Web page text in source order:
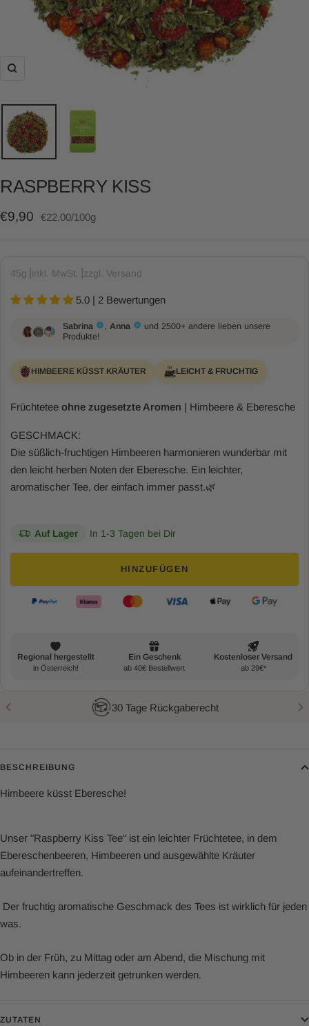
Zoom
RASPBERRY KISS
Angebotspreis
€9,90 €22,00/100g
45g⎥inkl. MwSt.⎥zzgl. Versand
5.0 | 2 Bewertungen
Früchtetee ohne zugesetzte Aromen | Himbeere & Eberesche
GESCHMACK:
Die süßlich-fruchtigen Himbeeren harmonieren wunderbar mit
den leicht herben Noten der Eberesche. Ein leichter,
aromatischer Tee, der einfach immer passt.🌿
Auf Lager In 1-3 Tagen bei Dir
HINZUFÜGEN
30 Tage Rückgaberecht
BESCHREIBUNG
Himbeere küsst Eberesche!
Unser "Raspberry Kiss Tee" ist ein leichter Früchtetee, in dem
Ebereschenbeeren, Himbeeren und ausgewählte Kräuter
aufeinandertreffen.
Der fruchtig aromatische Geschmack des Tees ist wirklich für jeden
was.
Ob in der Früh, zu Mittag oder am Abend, die Mischung mit
Himbeeren kann jederzeit getrunken werden.
ZUTATEN